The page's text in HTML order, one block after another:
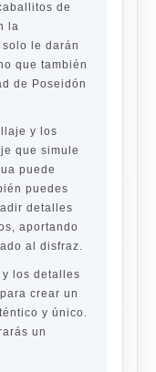
de
la
le darán
que también
de Poseidón
y los
que simule
puede
puedes
detalles
aportando
al disfraz.
los detalles
crear un
y único.
un